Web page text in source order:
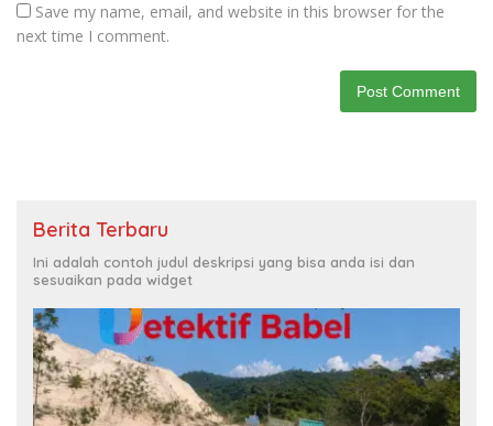
Save my name, email, and website in this browser for the
next time I comment.
Berita Terbaru
Ini adalah contoh judul deskripsi yang bisa anda isi dan
sesuaikan pada widget